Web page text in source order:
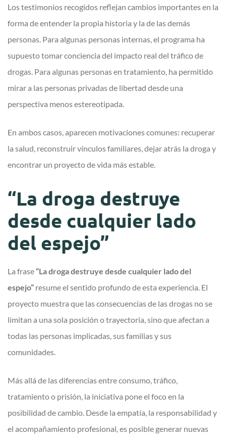
Los testimonios recogidos reflejan cambios importantes en la
forma de entender la propia historia y la de las demás
personas. Para algunas personas internas, el programa ha
supuesto tomar conciencia del impacto real del tráfico de
drogas. Para algunas personas en tratamiento, ha permitido
mirar a las personas privadas de libertad desde una
perspectiva menos estereotipada.
En ambos casos, aparecen motivaciones comunes: recuperar
la salud, reconstruir vínculos familiares, dejar atrás la droga y
encontrar un proyecto de vida más estable.
“La droga destruye
desde cualquier lado
del espejo”
La frase“La droga destruye desde cualquier lado del
espejo” resume el sentido profundo de esta experiencia. El
proyecto muestra que las consecuencias de las drogas no se
limitan a una sola posición o trayectoria, sino que afectan a
todas las personas implicadas, sus familias y sus
comunidades.
Más allá de las diferencias entre consumo, tráfico,
tratamiento o prisión, la iniciativa pone el foco en la
posibilidad de cambio. Desde la empatía, la responsabilidad y
el acompañamiento profesional, es posible generar nuevas